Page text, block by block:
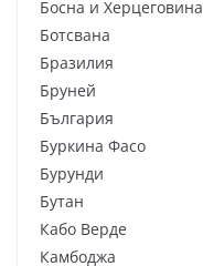
Босна и Херцеговина
Ботсвана
Бразилия
Бруней
България
Буркина Фасо
Бурунди
Бутан
Кабо Верде
Камбоджа